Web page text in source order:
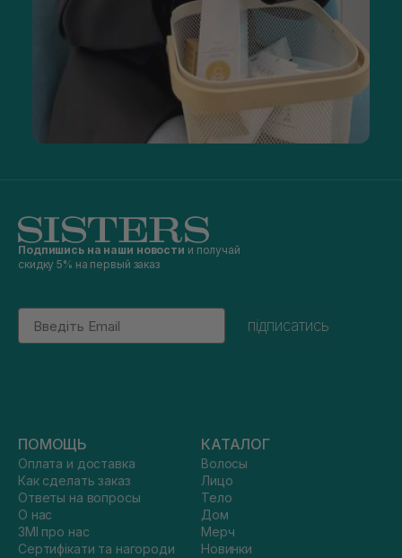
Подпишись на наши новости и получай
скидку 5% на первый заказ
Email
підписатись
ПОМОЩЬ
Оплата и доставка
Как сделать заказ
Ответы на вопросы
О нас
ЗМІ про нас
Сертифікати та нагороди
КАТАЛОГ
Волосы
Лицо
Тело
Дом
Мерч
Новинки